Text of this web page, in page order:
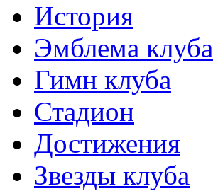
История
Эмблема клуба
Гимн клуба
Стадион
Достижения
Звезды клуба